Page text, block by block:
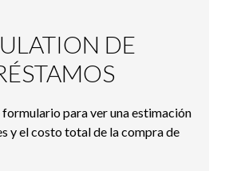
DE
para ver una estimación
y el costo total de la compra de